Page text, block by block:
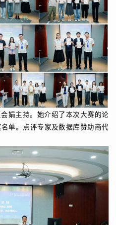
娟主持。她介绍了本次大赛的论
单。点评专家及数据库赞助商代